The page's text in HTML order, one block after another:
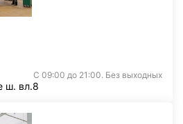
С 09:00 до 21:00. Без выходных
ш. вл.8